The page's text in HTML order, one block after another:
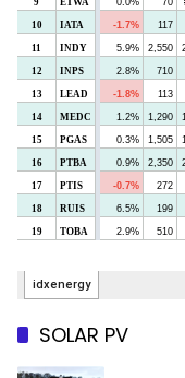
SOLAR PV